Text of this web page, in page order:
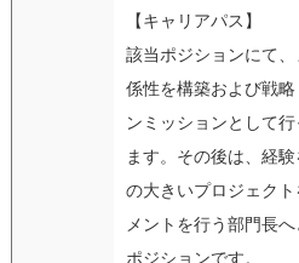
【キャリアパス】
該当ポジションにて
係性を構築および戦
ンミッションとして
ます。その後は、経
の大きいプロジェク
メントを行う部門長
ポジションです。